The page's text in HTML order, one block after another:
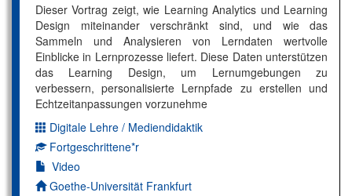
Dieser Vortrag zeigt, wie Learning Analytics und Learning
Design miteinander verschränkt sind, und wie das
Sammeln und Analysieren von Lerndaten wertvolle
Einblicke in Lernprozesse liefert. Diese Daten unterstützen
das Learning Design, um Lernumgebungen zu
verbessern, personalisierte Lernpfade zu erstellen und
Echtzeitanpassungen vorzunehme
Dimension:
Digitale Lehre / Mediendidaktik
Kompetenzniveau:
Fortgeschrittene*r
Video
Autor*in:
Goethe-Universität Frankfurt